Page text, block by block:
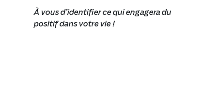
À vous d’identifier ce qui engagera du
positif dans votre vie !